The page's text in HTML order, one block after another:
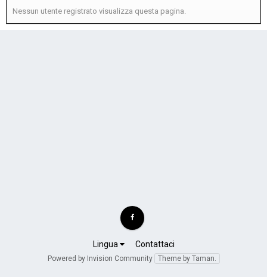
Nessun utente registrato visualizza questa pagina.
Lingua Contattaci
Powered by Invision Community Theme by Taman.